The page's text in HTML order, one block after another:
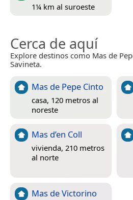
1¼ km al suroeste
Cerca de aquí
Explore destinos como Mas de
Savineta.
Mas de Pepe Cinto
casa, 120 metros al
noreste
Mas d’en Coll
vivienda, 210 metros
al norte
Mas de Victorino